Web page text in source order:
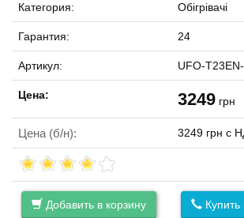
Категория: Обігрівачі
Гарантия: 24
Артикул: UFO-
Цена: 3249 грн
Цена (б/н): 3249 грн с
Добавить в корзину Купить